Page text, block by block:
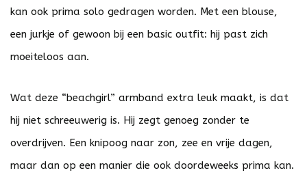
kan ook prima solo gedragen worden. Met een blouse,
een jurkje of gewoon bij een basic outfit: hij past zich
moeiteloos aan.
Wat deze “beachgirl” armband extra leuk maakt, is dat
hij niet schreeuwerig is. Hij zegt genoeg zonder te
overdrijven. Een knipoog naar zon, zee en vrije dagen,
maar dan op een manier die ook doordeweeks prima kan.